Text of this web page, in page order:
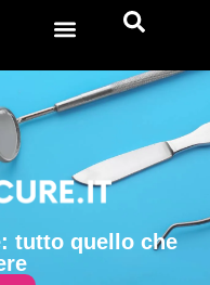
tutto quello che